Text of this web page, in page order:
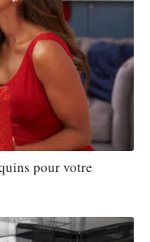
pour votre